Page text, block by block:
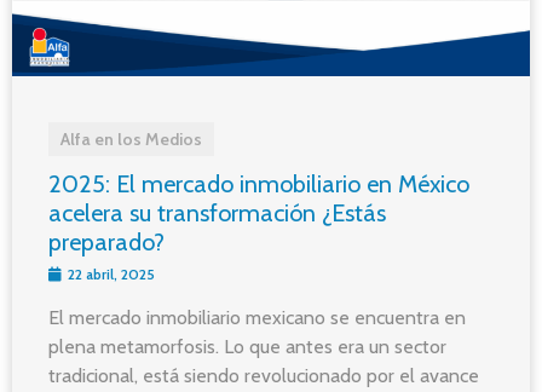
Alfa en los Medios
2025: El mercado inmobiliario en México
acelera su transformación ¿Estás
preparado?
22 abril, 2025
El mercado inmobiliario mexicano se encuentra en
plena metamorfosis. Lo que antes era un sector
tradicional, está siendo revolucionado por el avance